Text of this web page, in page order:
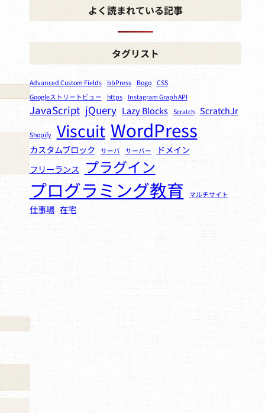
よく読まれている記事
タグリスト
Advanced Custom Fields bbPress Bogo
CSS
Googleストリートビュー
https Instagram Graph API
JavaScript jQuery Lazy Blocks Scratch ScratchJr
Shopify Viscuit WordPress
カスタムブロック サーバ サーバー
ドメイン
フリーランス
プラグイン
プログラミング教育 マルチサイト
仕事場 在宅